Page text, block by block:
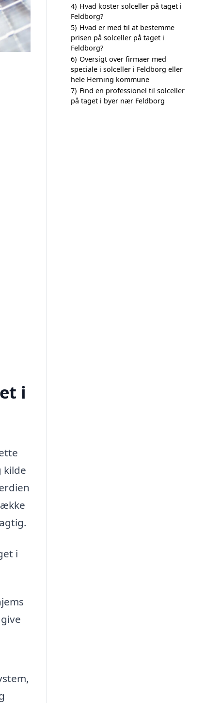
i
kilde
i
4) Hvad koster solceller på taget i
Feldborg?
5) Hvad er med til at bestemme
prisen på solceller på taget i
Feldborg?
6) Oversigt over firmaer med
speciale i solceller i Feldborg eller
hele Herning kommune
7) Find en professionel til solceller
på taget i byer nær Feldborg